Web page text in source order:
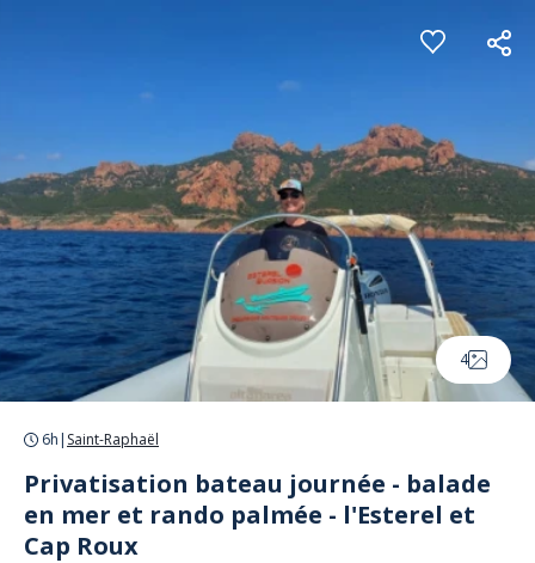
4
6h | Saint-Raphaël
Privatisation bateau journée - balade
en mer et rando palmée - l'Esterel et
Cap Roux